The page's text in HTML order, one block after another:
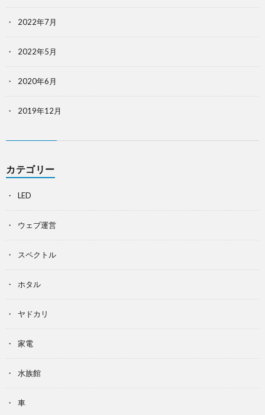
2022年7月
2022年5月
2020年6月
2019年12月
カテゴリー
LED
ウェブ運営
スペクトル
ホタル
ヤドカリ
家電
水族館
車